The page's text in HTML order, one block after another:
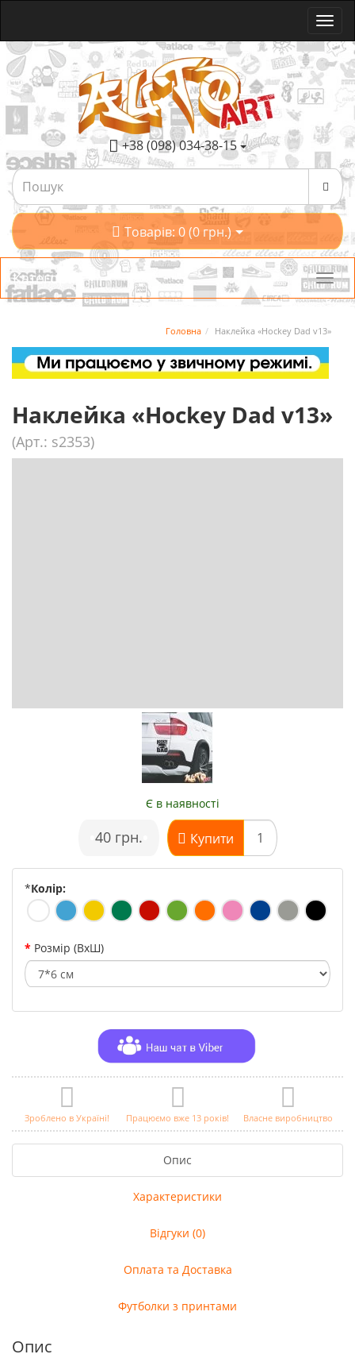
+38 (098) 034-38-15
Товарів: 0 (0 грн.)
Категорії
Головна Наклейка «Hockey Dad v13»
Наклейка «Hockey Dad v13»
(Арт.: s2353)
Є в наявності
40 грн. Купити
*Колір:
Розмір (ВхШ)
Зроблено в Україні! Працюємо вже 13 років! Власне виробництво
Опис
Характеристики
Відгуки (0)
Оплата та Доставка
Футболки з принтами
Опис